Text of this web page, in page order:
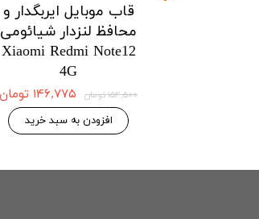
قاب موبایل ایربگدار و
محافظ لنزدار شیائومی
Xiaomi Redmi Note12
4G
۱۵۴,۵۰۰ تومان ۱۴۶,۷۷۵ تومان
افزودن به سبد خرید